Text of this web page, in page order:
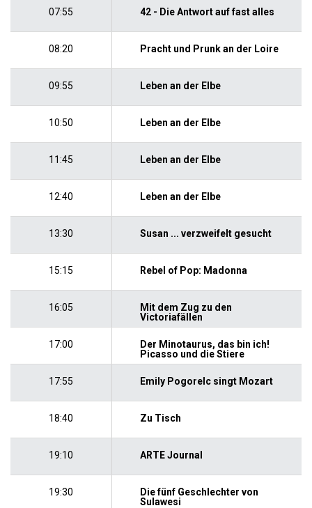
07:55 42 - Die Antwort auf fast alles
08:20 Pracht und Prunk an der Loire
09:55 Leben an der Elbe
10:50 Leben an der Elbe
11:45 Leben an der Elbe
12:40 Leben an der Elbe
13:30 Susan ... verzweifelt gesucht
15:15 Rebel of Pop: Madonna
16:05
Mit dem Zug zu den
Victoriafällen
17:00
Der Minotaurus, das bin ich!
Picasso und die Stiere
17:55 Emily Pogorelc singt Mozart
18:40 Zu Tisch
19:10 ARTE Journal
19:30
Die fünf Geschlechter von
Sulawesi